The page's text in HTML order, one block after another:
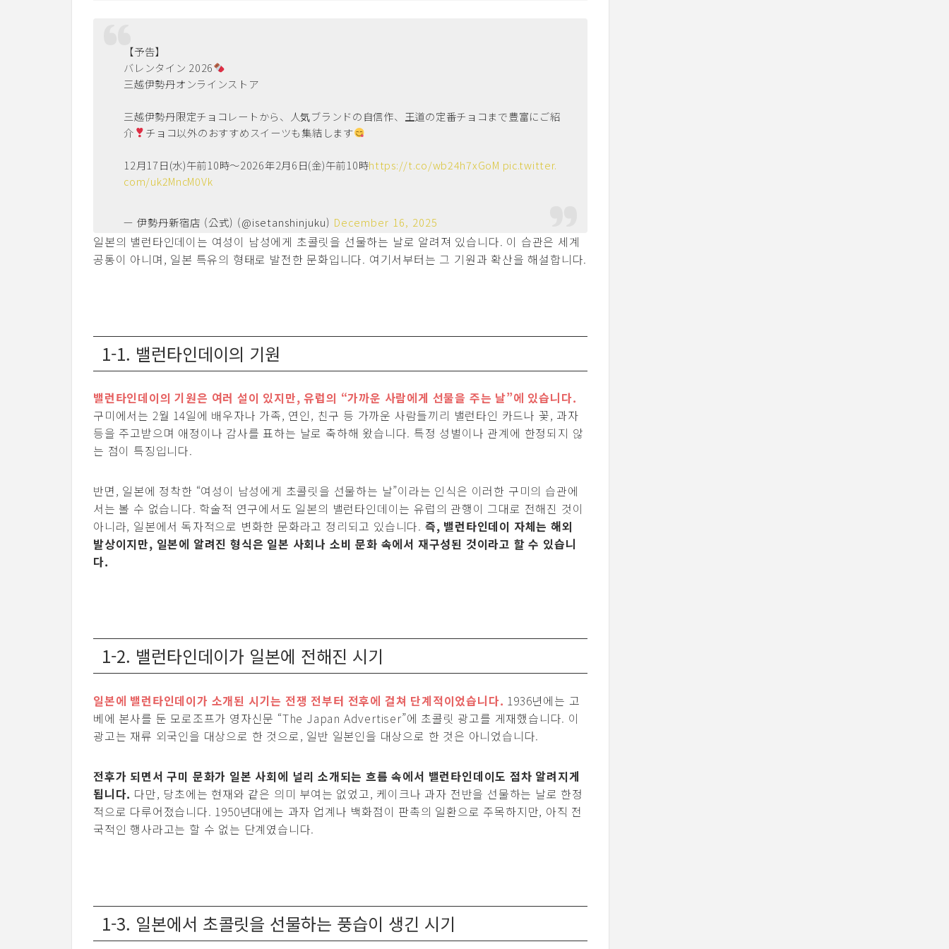
【予告】
バレンタイン 2026
三越伊勢丹オンラインストア
三越伊勢丹限定チョコレートから、人気ブランドの自信作、王道の定番チョコまで豊富にご紹
介
チョコ以外のおすすめスイーツも集結します
12月17日(水)午前10時〜2026年2月6日(金)午前10時https://t.co/wb24h7xGoM pic.twitter.
com/uk2MncM0Vk
— 伊勢丹新宿店 (公式) (@isetanshinjuku) December 16, 2025
일본의 밸런타인데이는 여성이 남성에게 초콜릿을 선물하는 날로 알려져 있습니다. 이 습관은 세계
공통이 아니며, 일본 특유의 형태로 발전한 문화입니다. 여기서부터는 그 기원과 확산을 해설합니다.
1-1. 밸런타인데이의 기원
밸런타인데이의 기원은 여러 설이 있지만, 유럽의 “가까운 사람에게 선물을 주는 날”에 있습니다.
구미에서는 2월 14일에 배우자나 가족, 연인, 친구 등 가까운 사람들끼리 밸런타인 카드나 꽃, 과자
등을 주고받으며 애정이나 감사를 표하는 날로 축하해 왔습니다. 특정 성별이나 관계에 한정되지 않
는 점이 특징입니다.
반면, 일본에 정착한 “여성이 남성에게 초콜릿을 선물하는 날”이라는 인식은 이러한 구미의 습관에
서는 볼 수 없습니다. 학술적 연구에서도 일본의 밸런타인데이는 유럽의 관행이 그대로 전해진 것이
아니라, 일본에서 독자적으로 변화한 문화라고 정리되고 있습니다. 즉, 밸런타인데이 자체는 해외
발상이지만, 일본에 알려진 형식은 일본 사회나 소비 문화 속에서 재구성된 것이라고 할 수 있습니
다.
1-2. 밸런타인데이가 일본에 전해진 시기
일본에 밸런타인데이가 소개된 시기는 전쟁 전부터 전후에 걸쳐 단계적이었습니다. 1936년에는 고
베에 본사를 둔 모로조프가 영자신문 “The Japan Advertiser”에 초콜릿 광고를 게재했습니다. 이
광고는 재류 외국인을 대상으로 한 것으로, 일반 일본인을 대상으로 한 것은 아니었습니다.
전후가 되면서 구미 문화가 일본 사회에 널리 소개되는 흐름 속에서 밸런타인데이도 점차 알려지게
됩니다. 다만, 당초에는 현재와 같은 의미 부여는 없었고, 케이크나 과자 전반을 선물하는 날로 한정
적으로 다루어졌습니다. 1950년대에는 과자 업계나 백화점이 판촉의 일환으로 주목하지만, 아직 전
국적인 행사라고는 할 수 없는 단계였습니다.
1-3. 일본에서 초콜릿을 선물하는 풍습이 생긴 시기